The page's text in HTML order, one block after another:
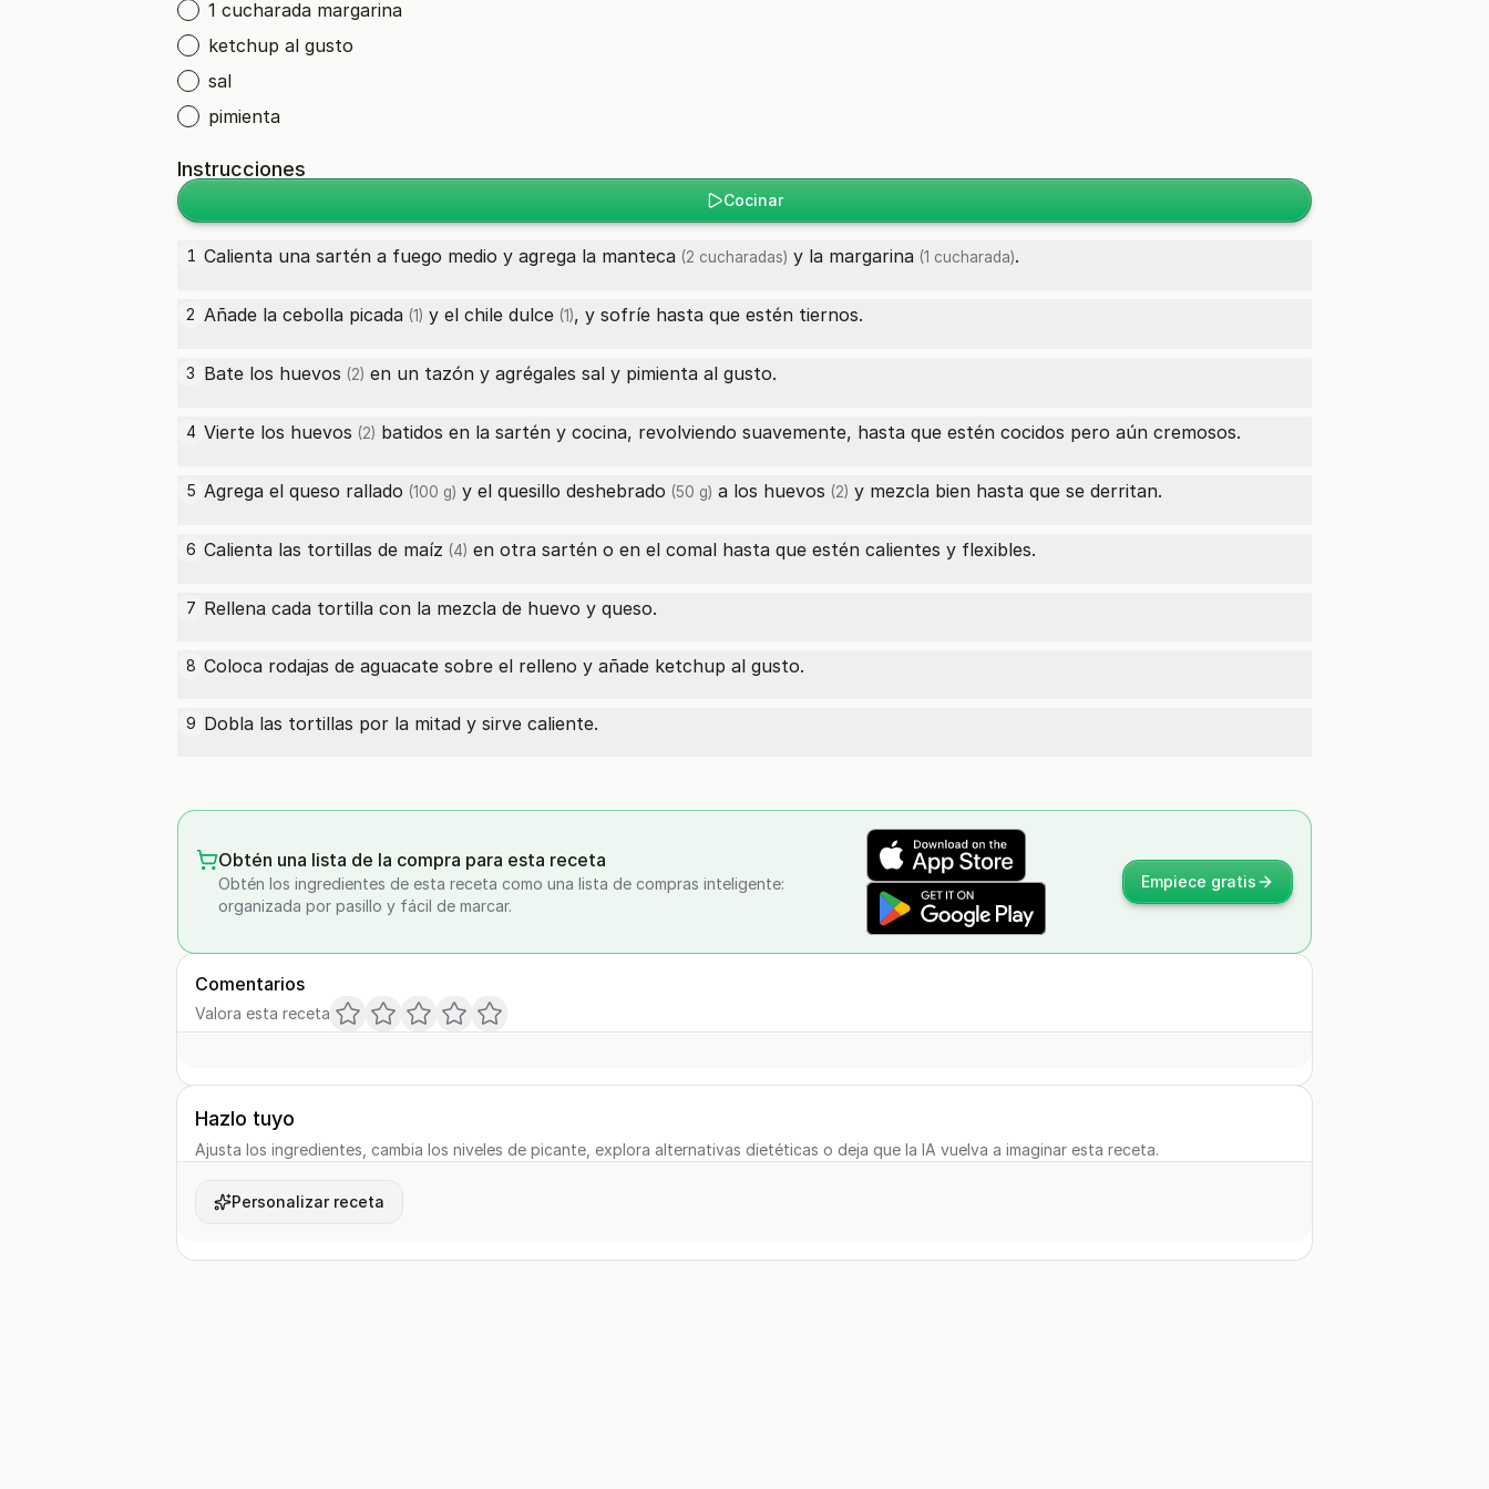
1 cucharada margarina
ketchup al gusto
sal
pimienta
Instrucciones
Cocinar
1 Calienta una sartén a fuego medio y agrega la manteca (2 cucharadas) y la margarina (1 cucharada).
2 Añade la cebolla picada (1) y el chile dulce (1), y sofríe hasta que estén tiernos.
3 Bate los huevos (2) en un tazón y agrégales sal y pimienta al gusto.
4 Vierte los huevos (2) batidos en la sartén y cocina, revolviendo suavemente, hasta que estén cocidos pero aún cremosos.
5 Agrega el queso rallado (100 g) y el quesillo deshebrado (50 g) a los huevos (2) y mezcla bien hasta que se derritan.
6 Calienta las tortillas de maíz (4) en otra sartén o en el comal hasta que estén calientes y flexibles.
7 Rellena cada tortilla con la mezcla de huevo y queso.
8 Coloca rodajas de aguacate sobre el relleno y añade ketchup al gusto.
9 Dobla las tortillas por la mitad y sirve caliente.
Obtén una lista de la compra para esta receta
Obtén los ingredientes de esta receta como una lista de compras inteligente:
organizada por pasillo y fácil de marcar.
Empiece gratis
Comentarios
Valora esta receta
Hazlo tuyo
Ajusta los ingredientes, cambia los niveles de picante, explora alternativas dietéticas o deja que la IA vuelva a imaginar esta receta.
Personalizar receta